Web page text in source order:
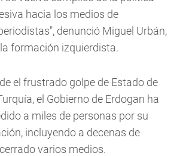
hacia los medios de
denunció Miguel Urbán,
formación izquierdista.
el frustrado golpe de Estado de
el Gobierno de Erdogan ha
a miles de personas por su
incluyendo a decenas de
varios medios.